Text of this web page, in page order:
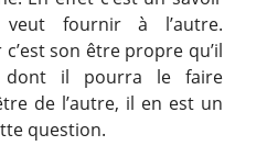
fournir à l’autre.
son être propre qu’il
il pourra le faire
de l’autre, il en est un
question.